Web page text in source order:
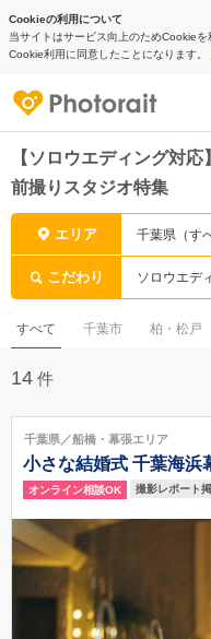
Cookieの利用について
当サイトはサービス向上のためCookie
Cookie利用に同意したことになります。
【ソロウエディング対
前撮りスタジオ特集
エリア 千葉県（す
こだわり ソロウエデ
すべて 千葉市 柏・松戸
14 件
千葉県／船橋・幕張エリア
小さな結婚式 千葉海浜
オンライン相談OK 撮影レポート